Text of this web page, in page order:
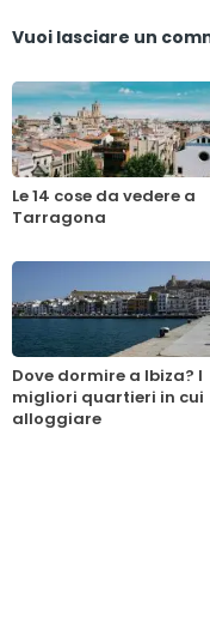
Vuoi lasciare un
Le 14 cose da vedere a
Tarragona
Dove dormire a Ibiza? I
migliori quartieri in cui
alloggiare